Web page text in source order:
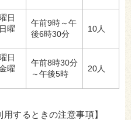
日
曜
午前9時～午
後6時30分
10人
日
曜
午前8時30分
～午後5時
20人
するときの注意事項】